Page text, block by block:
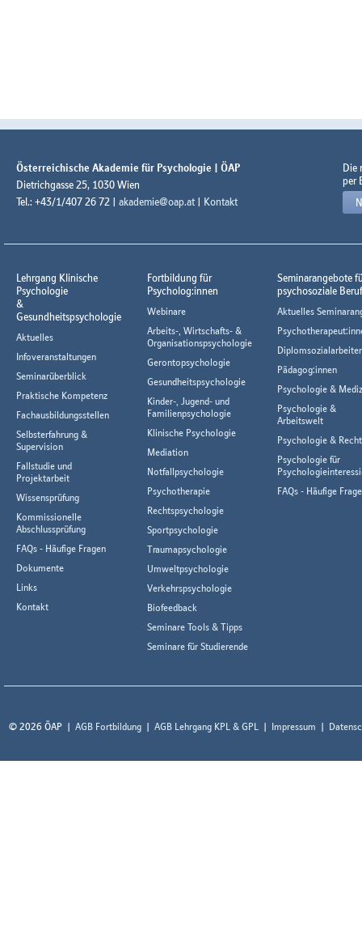
Österreichische Akademie für Psychologie | ÖAP
Dietrichgasse 25, 1030 Wien
Tel.: +43/1/407 26 72 | akademie@oap.at | Kontakt
Die
per
Lehrgang Klinische
Psychologie
&
Gesundheitspsychologie
Aktuelles
Infoveranstaltungen
Seminarüberblick
Praktische Kompetenz
Fachausbildungsstellen
Selbsterfahrung &
Supervision
Fallstudie und
Projektarbeit
Wissensprüfung
Kommissionelle
Abschlussprüfung
FAQs - Häufige Fragen
Dokumente
Links
Kontakt
Fortbildung für
Psycholog:innen
Webinare
Arbeits-, Wirtschafts- &
Organisationspsychologie
Gerontopsychologie
Gesundheitspsychologie
Kinder-, Jugend- und
Familienpsychologie
Klinische Psychologie
Mediation
Notfallpsychologie
Psychotherapie
Rechtspsychologie
Sportpsychologie
Traumapsychologie
Umweltpsychologie
Verkehrspsychologie
Biofeedback
Seminare Tools & Tipps
Seminare für Studierende
Seminarangebote
psychosoziale
Aktuelles
Pädagog:innen
Psychologie &
Psychologie &
Arbeitswelt
Psychologie & Recht
Psychologie für
FAQs - Häufige
© 2026 ÖAP AGB Fortbildung AGB Lehrgang KPL & GPL Impressum